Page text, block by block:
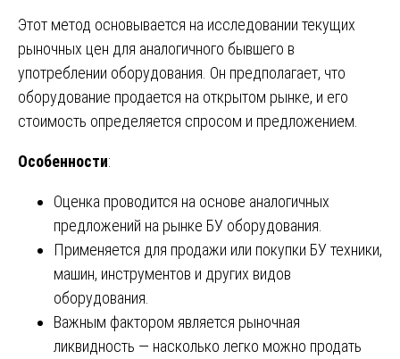
Этот метод основывается на исследовании текущих
рыночных цен для аналогичного бывшего в
употреблении оборудования. Он предполагает, что
оборудование продается на открытом рынке, и его
стоимость определяется спросом и предложением.
Особенности:
Оценка проводится на основе аналогичных
предложений на рынке БУ оборудования.
Применяется для продажи или покупки БУ техники,
машин, инструментов и других видов
оборудования.
Важным фактором является рыночная
ликвидность — насколько легко можно продать